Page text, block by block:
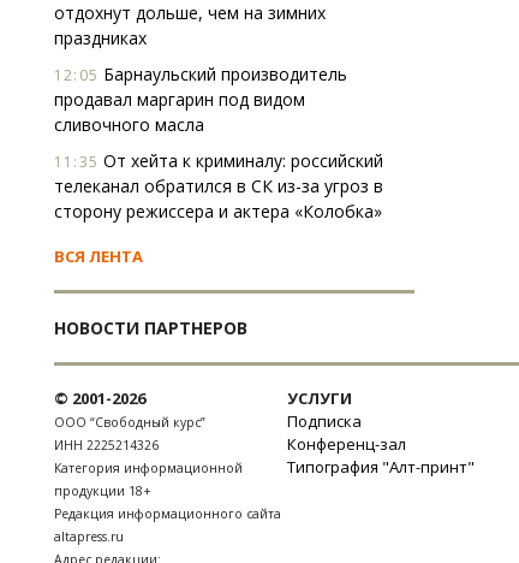
отдохнут дольше, чем на зимних
праздниках
12:05 Барнаульский производитель
продавал маргарин под видом
сливочного масла
11:35 От хейта к криминалу: российский
телеканал обратился в СК из-за угроз в
сторону режиссера и актера «Колобка»
ВСЯ ЛЕНТА
НОВОСТИ ПАРТНЕРОВ
© 2001-2026
ООО “Свободный курс”
ИНН 2225214326
Категория информационной
продукции 18+
Редакция информационного сайта
altapress.ru
Адрес редакции:
УСЛУГИ
Подписка
Конференц-зал
Типография "Алт-принт"